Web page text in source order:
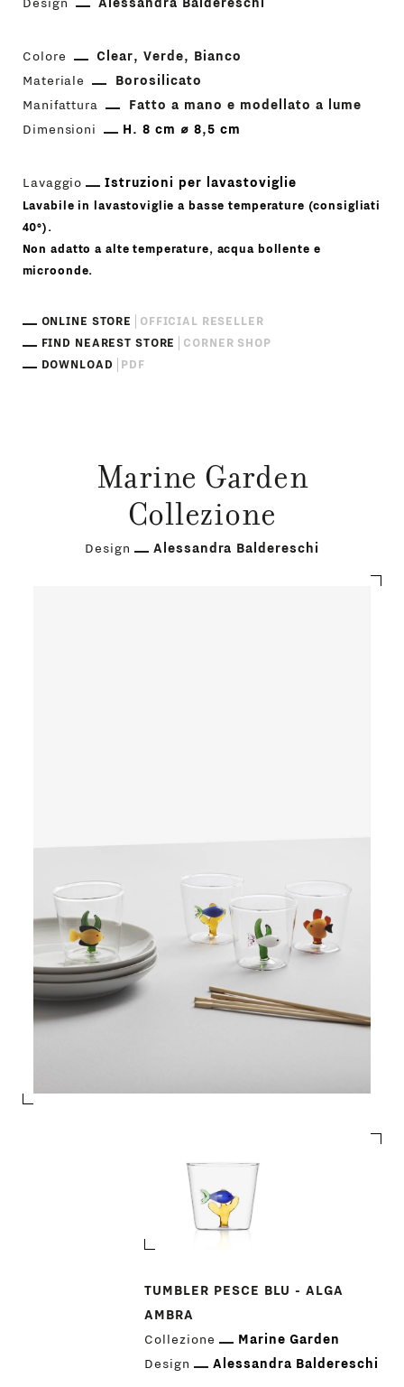
DESIGNER
NEWS
Design
Alessandra Baldereschi
Colore Clear Verde
Bianco
Materiale
Borosilicato
Manifattura
Fatto a mano e modellato a lume
Dimensioni
H. 8 cm ⌀ 8,5 cm
Lavaggio Istruzioni per lavastoviglie
Lavabile in lavastoviglie a basse temperature (consigliati
40°).
Non adatto a alte temperature, acqua bollente e
microonde.
ONLINE STORE
OFFICIAL RESELLER
FIND NEAREST STORE
CORNER SHOP
DOWNLOAD
PDF
Marine Garden
Collezione
Design Alessandra Baldereschi
TUMBLER PESCE BLU - ALGA
AMBRA
Collezione
Marine Garden
Design
Alessandra Baldereschi